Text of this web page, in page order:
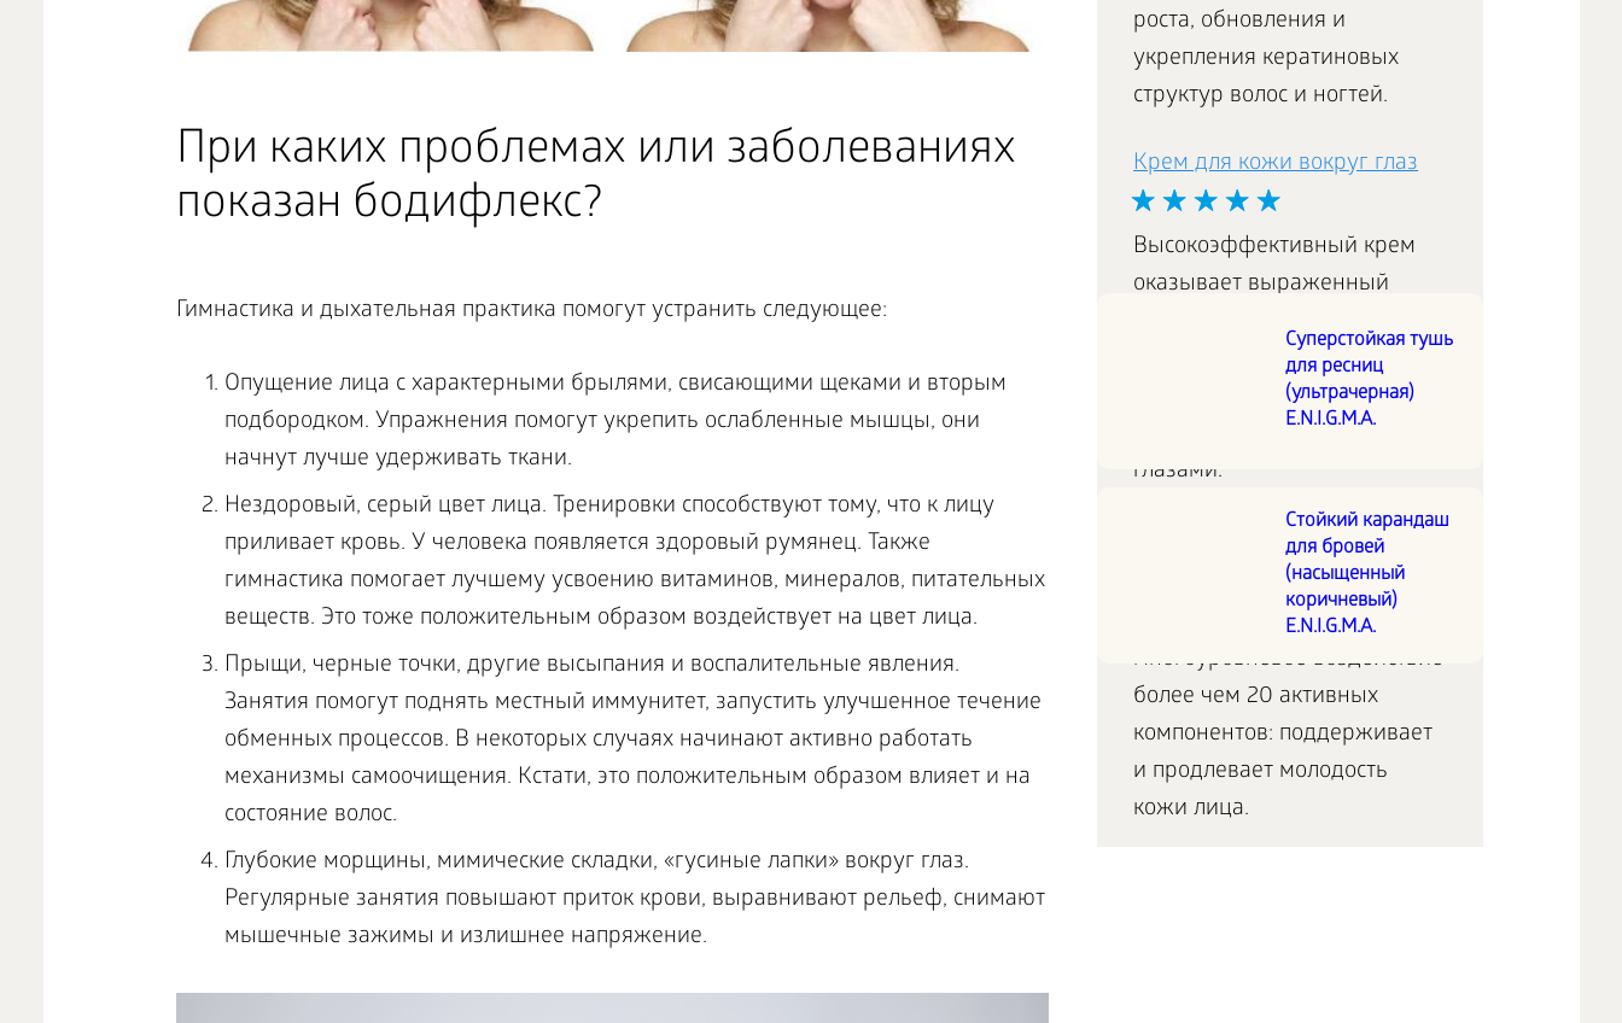
роста, обновления и
укрепления кератиновых
структур волос и ногтей.
Крем для кожи вокруг глаз
Высокоэффективный крем
оказывает выраженный
подтягивающий эффект,
великолепно увлажняет
кожу, уменьшая темные
круги и морщинки под
глазами.
Интеллектуальный крем
многоуровневое воздействие
более чем 20 активных
компонентов: поддерживает
и продлевает молодость
кожи лица.
При каких проблемах или заболеваниях
показан бодифлекс?
Суперстойкая тушь
для ресниц
(ультрачерная)
E.N.I.G.M.A.
Стойкий карандаш
для бровей
(насыщенный
коричневый)
E.N.I.G.M.A.
Гимнастика и дыхательная практика помогут устранить следующее:
Опущение лица с характерными брылями, свисающими щеками и вторым
подбородком. Упражнения помогут укрепить ослабленные мышцы, они
начнут лучше удерживать ткани.
Нездоровый, серый цвет лица. Тренировки способствуют тому, что к лицу
приливает кровь. У человека появляется здоровый румянец. Также
гимнастика помогает лучшему усвоению витаминов, минералов, питательных
веществ. Это тоже положительным образом воздействует на цвет лица.
Прыщи, черные точки, другие высыпания и воспалительные явления.
Занятия помогут поднять местный иммунитет, запустить улучшенное течение
обменных процессов. В некоторых случаях начинают активно работать
механизмы самоочищения. Кстати, это положительным образом влияет и на
состояние волос.
Глубокие морщины, мимические складки, «гусиные лапки» вокруг глаз.
Регулярные занятия повышают приток крови, выравнивают рельеф, снимают
мышечные зажимы и излишнее напряжение.